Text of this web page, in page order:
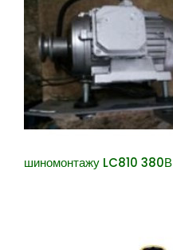
шиномонтажу LC810 380В